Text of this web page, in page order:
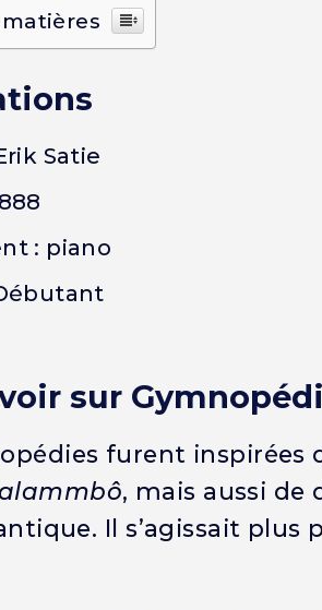
Satie
: piano
sur
furent
, mais aussi de
Il s’agissait